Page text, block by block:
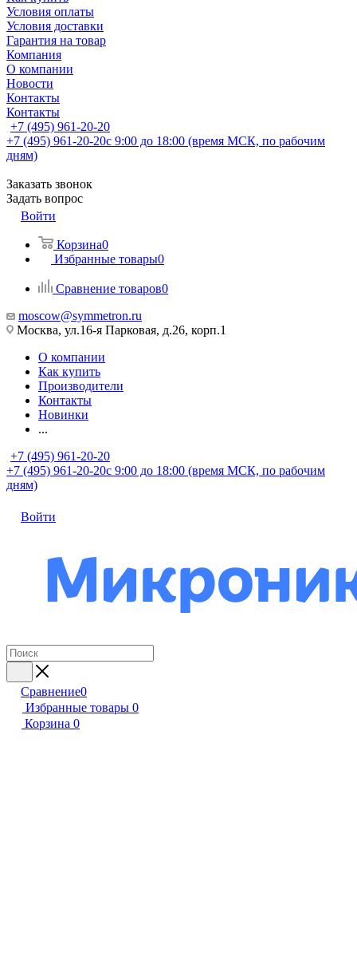
Условия оплаты
Условия доставки
Гарантия на товар
Компания
О компании
Новости
Контакты
Контакты
+7 (495) 961-20-20
+7 (495) 961-20-20с 9:00 до 18:00 (время МСК, по рабочим
дням)
Заказать звонок
Задать вопрос
Войти
Корзина0
Избранные товары0
Сравнение товаров0
moscow@symmetron.ru
Москва, ул.16-я Парковая, д.26, корп.1
О компании
Как купить
Производители
Контакты
Новинки
...
+7 (495) 961-20-20
+7 (495) 961-20-20с 9:00 до 18:00 (время МСК, по рабочим
дням)
Войти
Сравнение0
Избранные товары 0
Корзина 0